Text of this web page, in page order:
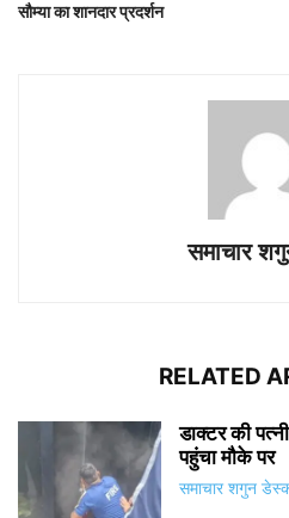
सौम्या का शानदार प्रदर्शन
समाचार
RELATED
डाक्टर की
पहुंचा मौके पर
समाचार शगुन